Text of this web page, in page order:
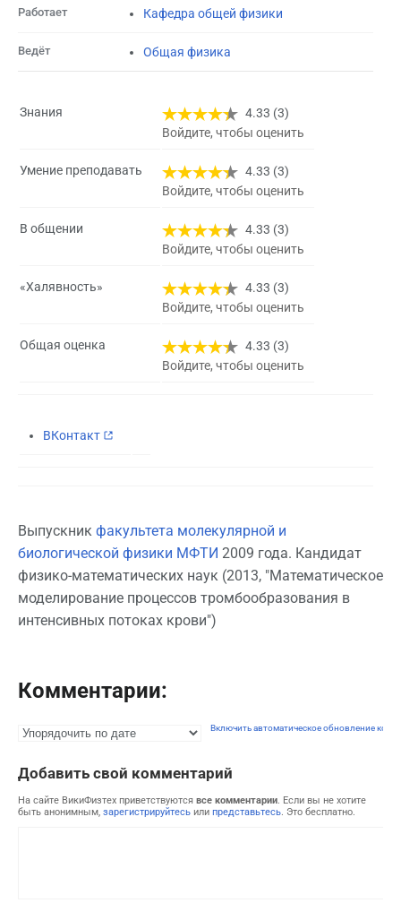
Работает Кафедра общей физики
Ведёт Общая физика
Знания
4.33 (3)
Войдите, чтобы оценить
Умение преподавать
4.33 (3)
Войдите, чтобы оценить
В общении
4.33 (3)
Войдите, чтобы оценить
«Халявность»
4.33 (3)
Войдите, чтобы оценить
Общая оценка
4.33 (3)
Войдите, чтобы оценить
ВКонтакт
Выпускник факультета молекулярной и
биологической физики МФТИ 2009 года. Кандидат
физико-математических наук (2013, "Математическое
моделирование процессов тромбообразования в
интенсивных потоках крови")
Комментарии:
Включить автоматическое обновление
Добавить свой комментарий
На сайте ВикиФизтех приветствуются все комментарии . Если вы не хотите
быть анонимным, зарегистрируйтесь или представьтесь . Это бесплатно.